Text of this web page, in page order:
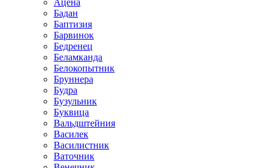
Бадан
Баптизия
Барвинок
Бедренец
Беламканда
Белокопытник
Бруннера
Будра
Бузульник
Буквица
Вальдштейния
Василек
Василистник
Ваточник